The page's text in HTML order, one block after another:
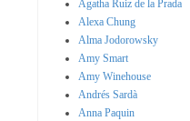
Agatha Ruiz de la Prada
Alexa Chung
Alma Jodorowsky
Amy Smart
Amy Winehouse
Andrés Sardà
Anna Paquin